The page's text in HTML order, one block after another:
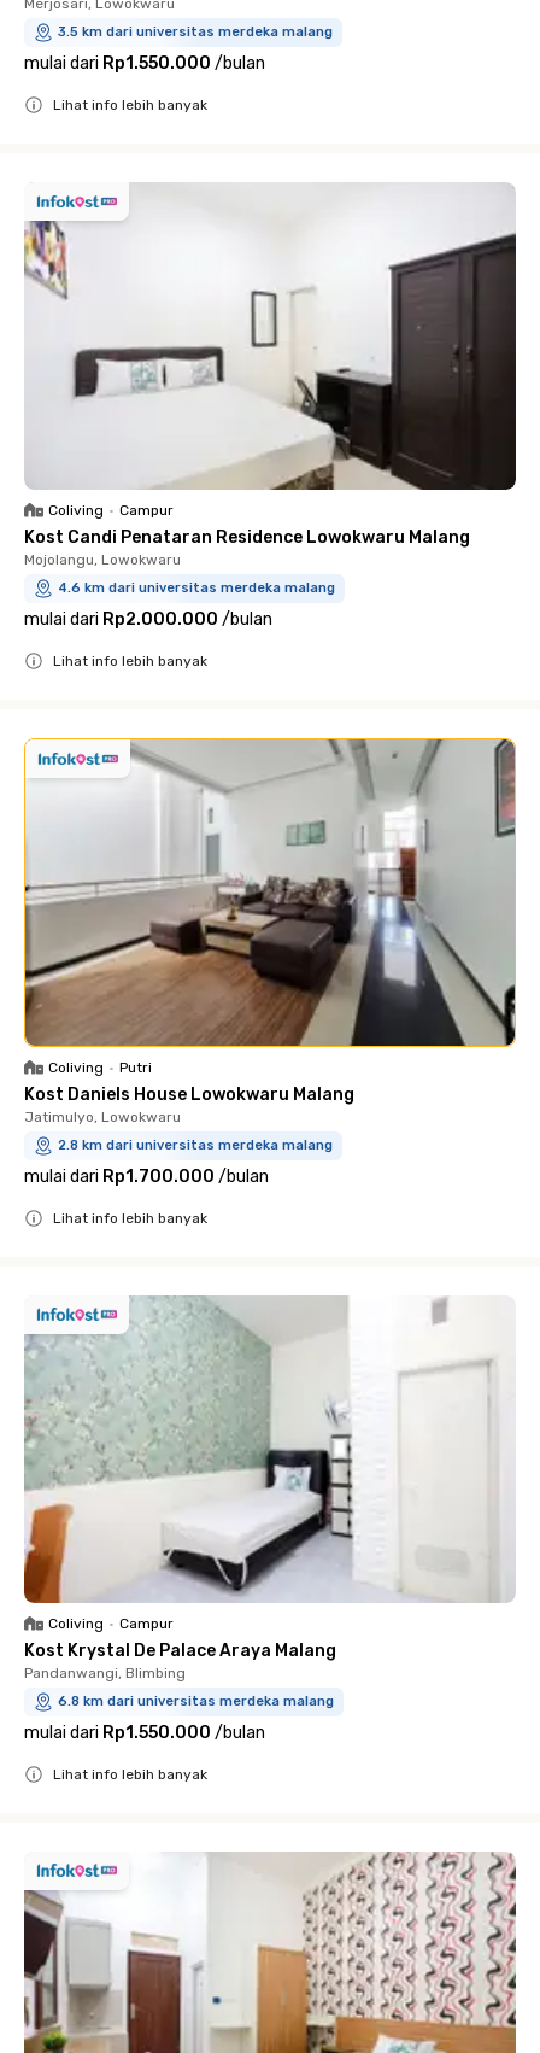
Merjosari, Lowokwaru
3.5 km dari universitas merdeka malang
mulai dari Rp1.550.000 /bulan
Lihat info lebih banyak
Coliving • Campur
Kost Candi Penataran Residence Lowokwaru Malang
Mojolangu, Lowokwaru
4.6 km dari universitas merdeka malang
mulai dari Rp2.000.000 /bulan
Lihat info lebih banyak
Coliving • Putri
Kost Daniels House Lowokwaru Malang
Jatimulyo, Lowokwaru
2.8 km dari universitas merdeka malang
mulai dari Rp1.700.000 /bulan
Lihat info lebih banyak
Coliving • Campur
Kost Krystal De Palace Araya Malang
Pandanwangi, Blimbing
6.8 km dari universitas merdeka malang
mulai dari Rp1.550.000 /bulan
Lihat info lebih banyak